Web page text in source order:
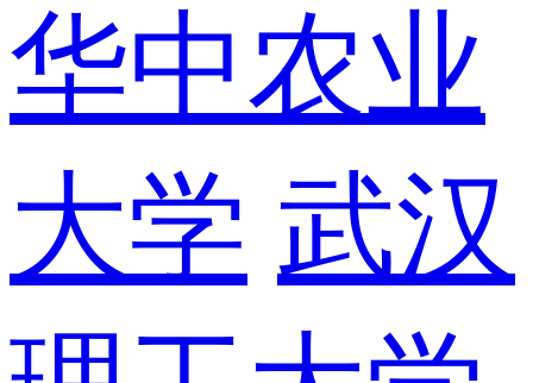
华中农业
大学 武汉